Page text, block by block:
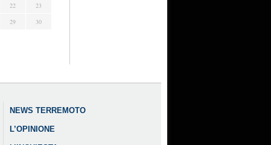
22
23
29
30
NEWS TERREMOTO
L’OPINIONE